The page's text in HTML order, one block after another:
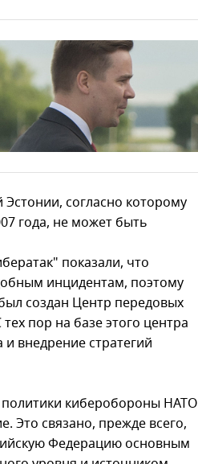
согласно которому
года, не может быть
показали, что
инцидентам, поэтому
создан Центр передовых
пор на базе этого центра
внедрение стратегий
политики киберобороны НАТО
Это связано, прежде всего,
Федерацию основным